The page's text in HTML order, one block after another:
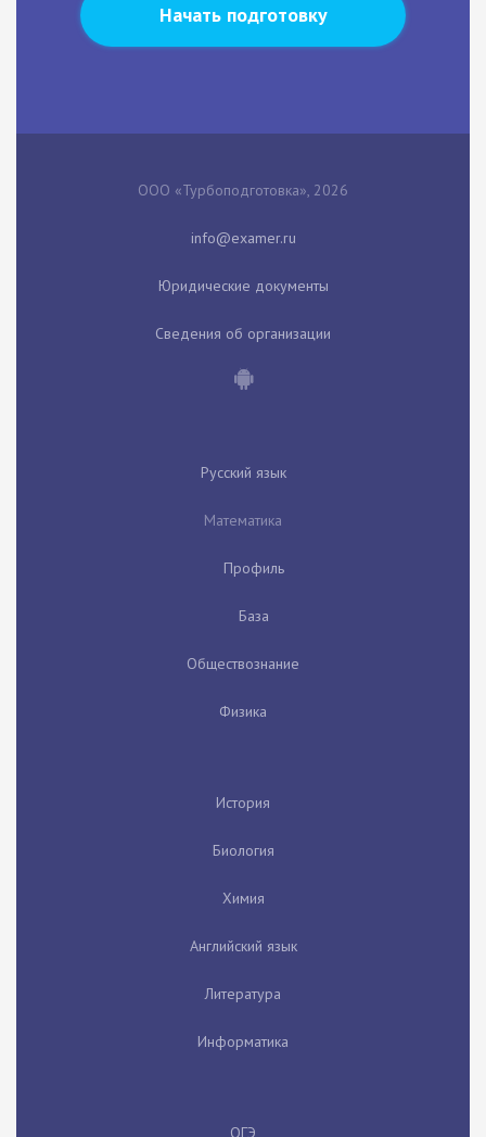
Начать подготовку
ООО «Турбоподготовка», 2026
Юридические документы
Сведения об организации
Русский язык
Математика
Профиль
База
Обществознание
Физика
История
Биология
Химия
Английский язык
Литература
Информатика
ОГЭ